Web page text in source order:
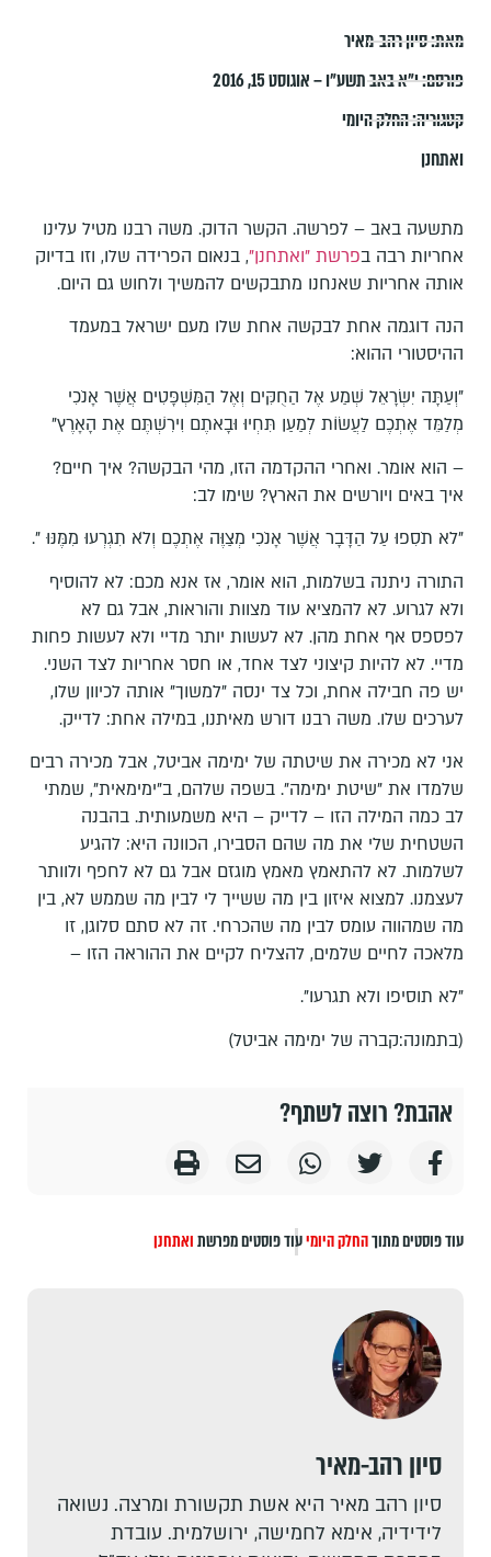
מאת:סיון רהב-מאיר
פורסם:י״א באב תשע״ו – אוגוסט 15, 2016
קטגוריה:החלק היומי
ואתחנן
מתשעה באב – לפרשה. הקשר הדוק. משה רבנו מטיל עלינו
אחריות רבה בפרשת "ואתחנן", בנאום הפרידה שלו, וזו בדיוק
אותה אחריות שאנחנו מתבקשים להמשיך ולחוש גם היום.
הנה דוגמה אחת לבקשה אחת שלו מעם ישראל במעמד
ההיסטורי ההוא:
"וְעַתָּה יִשְׂרָאֵל שְׁמַע אֶל הַחֻקִּים וְאֶל הַמִּשְׁפָּטִים אֲשֶׁר אָנֹכִי
מְלַמֵּד אֶתְכֶם לַעֲשׂוֹת לְמַעַן תִּחְיוּ וּבָאתֶם וִירִשְׁתֶּם אֶת הָאָרֶץ"
– הוא אומר. ואחרי ההקדמה הזו, מהי הבקשה? איך חיים?
איך באים ויורשים את הארץ? שימו לב:
"לא תֹסִפוּ עַל הַדָּבָר אֲשֶׁר אָנֹכִי מְצַוֶּה אֶתְכֶם וְלֹא תִגְרְעוּ מִמֶּנּוּ ".
התורה ניתנה בשלמות, הוא אומר, אז אנא מכם: לא להוסיף
ולא לגרוע. לא להמציא עוד מצוות והוראות, אבל גם לא
לפספס אף אחת מהן. לא לעשות יותר מדיי ולא לעשות פחות
מדיי. לא להיות קיצוני לצד אחד, או חסר אחריות לצד השני.
יש פה חבילה אחת, וכל צד ינסה "למשוך" אותה לכיוון שלו,
לערכים שלו. משה רבנו דורש מאיתנו, במילה אחת: לדייק.
אני לא מכירה את שיטתה של ימימה אביטל, אבל מכירה רבים
שלמדו את "שיטת ימימה". בשפה שלהם, ב"ימימאית", שמתי
לב כמה המילה הזו – לדייק – היא משמעותית. בהבנה
השטחית שלי את מה שהם הסבירו, הכוונה היא: להגיע
לשלמות. לא להתאמץ מאמץ מוגזם אבל גם לא לחפף ולוותר
לעצמנו. למצוא איזון בין מה ששייך לי לבין מה שממש לא, בין
מה שמהווה עומס לבין מה שהכרחי. זה לא סתם סלוגן, זו
מלאכה לחיים שלמים, להצליח לקיים את ההוראה הזו –
"לא תוסיפו ולא תגרעו".
(בתמונה:קברה של ימימה אביטל)
אהבת? רוצה לשתף?
עוד פוסטים מתוךהחלק היומיעוד פוסטים מפרשתואתחנן
סיון רהב-מאיר
סיון רהב מאיר היא אשת תקשורת ומרצה. נשואה
לידידיה, אימא לחמישה, ירושלמית. עובדת